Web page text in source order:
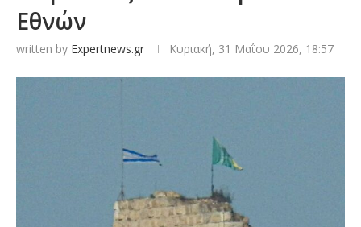
Εθνών
written by Expertnews.gr Κυριακή, 31 Μαΐου 2026, 18:57